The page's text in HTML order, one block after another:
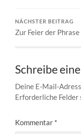
NÄCHSTER BEITRAG
Zur Feier der Phrase
Schreibe
Deine E-Mail-
Erforderliche Felder
Kommentar *